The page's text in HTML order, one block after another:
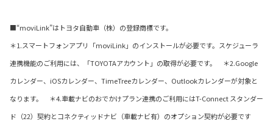
■“moviLink”はトヨタ自動車（株）の登録商標です。
＊1.スマートフォンアプリ「moviLink」のインストールが必要です。スケジューラ
連携機能のご利用には、「TOYOTAアカウント」の取得が必要です。 ＊2.Google
カレンダー、iOSカレンダー、TimeTreeカレンダー、Outlookカレンダーが対象と
なります。 ＊4.車載ナビのおでかけプラン連携のご利用にはT-Connect スタンダー
ド（22）契約とコネクティッドナビ（車載ナビ有）のオプション契約が必要です